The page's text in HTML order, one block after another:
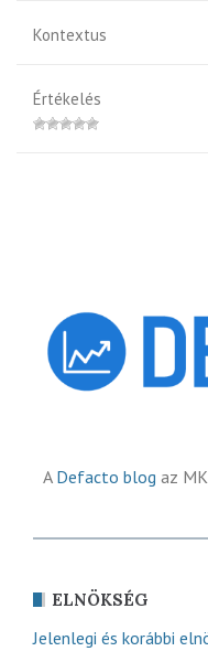
Kontextus
Értékelés
A Defacto blog az
ELNÖKSÉG
Jelenlegi és korábbi